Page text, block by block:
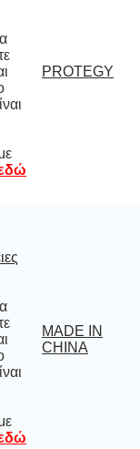
PROTEGY
MADE IN
CHINA